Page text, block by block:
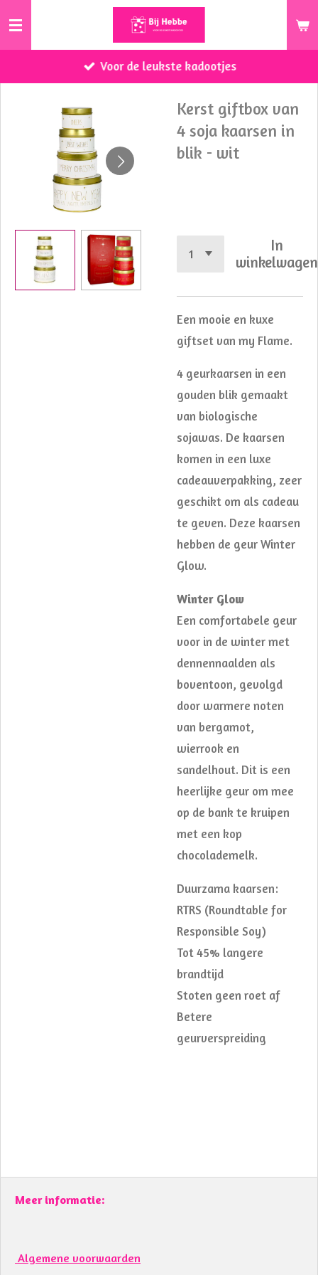
Ga
de
Voor de leukste kadootjes
Kerst giftbox van
4 soja kaarsen in
blik - wit
In
winkelwagen
Een mooie en kuxe
giftset van my Flame.
4 geurkaarsen in een
gouden blik gemaakt
van biologische
sojawas. De kaarsen
komen in een luxe
cadeauverpakking, zeer
geschikt om als cadeau
te geven. Deze kaarsen
hebben de geur Winter
Glow.
Winter Glow
Een comfortabele geur
voor in de winter met
dennennaalden als
boventoon, gevolgd
door warmere noten
van bergamot,
wierrook en
sandelhout. Dit is een
heerlijke geur om mee
op de bank te kruipen
met een kop
chocolademelk.
Duurzama kaarsen:
RTRS (Roundtable for
Responsible Soy)
Tot 45% langere
brandtijd
Stoten geen roet af
Betere
geurverspreiding
Meer informatie:
Algemene voorwaarden